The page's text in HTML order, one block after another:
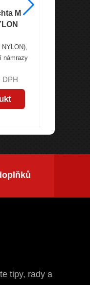
M
námrazy
tipy, rady a